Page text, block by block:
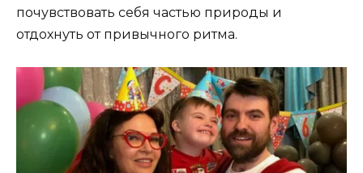
почувствовать себя частью природы и
отдохнуть от привычного ритма.